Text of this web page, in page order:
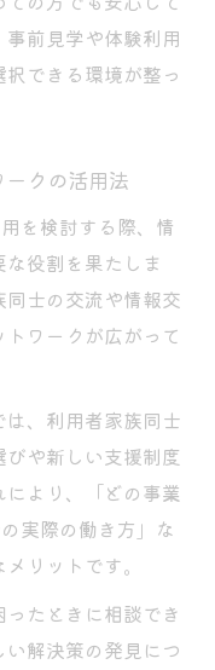
前見学や体験利用
できる環境が整っ
クの活用法
を検討する際、情
役割を果たしま
士の交流や情報交
ワークが広がって
、利用者家族同士
や新しい支援制度
より、「どの事業
実際の働き方」な
リットです。
たときに相談でき
解決策の発見につ